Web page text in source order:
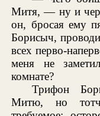
Митя, — ну и
он, бросая ему
Борисыч,
всех перво-
меня не
комнате?
Трифон
Митю, но